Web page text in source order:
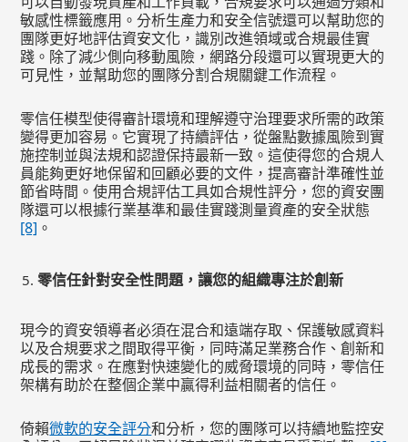
敏感性標籤應用。分析生產力和安全信號還可以幫助您的
團隊更好地評估資安文化，識別改進領域或合規最佳實
踐。除了減少側向移動風險，網路分段還可以實現更大的
可見性，並幫助您的團隊分割合規關鍵工作流程。
零信任模型使得審計環境和理解遵守治理要求所需的政策
變得更加容易。它實現了持續評估，從盤點數據風險到實
施控制並與法規和認證保持最新一致。這使得您的合規人
員能夠更好地保留和回顧必要的文件，提高審計準確性並
節省時間。使用合規評估工具如合規性評分，您的資安團
隊還可以根據行業基準和最佳實踐測量資產的安全狀態
[8] 。
零信任針對安全性問題，讓您的組織專注於創新
現今的資安領導者必須在混合和遠端存取、保護敏感資料
以及合規要求之間取得平衡，同時滿足業務合作、創新和
成長的需求。在應對快速變化的威脅環境的同時，零信任
架構有助於在整個企業中贏得利益相關者的信任。
倚賴微軟的安全評分和分析，您的團隊可以持續地監控安